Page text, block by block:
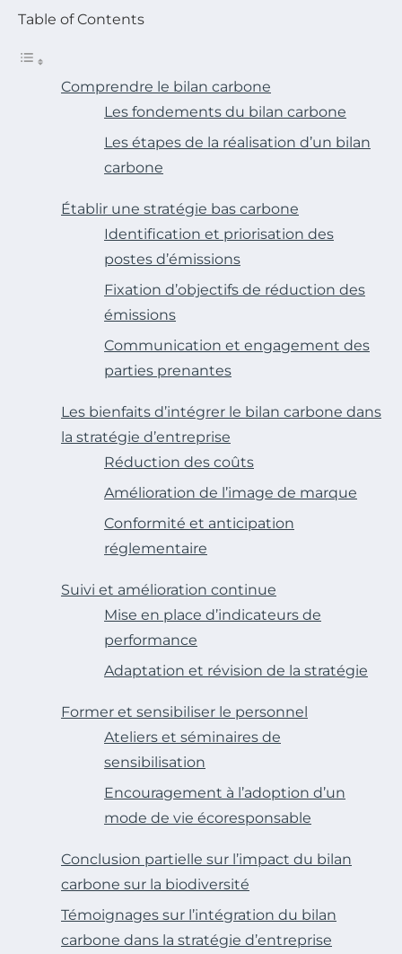
Table of Contents
Comprendre le bilan carbone
Les fondements du bilan carbone
Les étapes de la réalisation d’un bilan
carbone
Établir une stratégie bas carbone
Identification et priorisation des
postes d’émissions
Fixation d’objectifs de réduction des
émissions
Communication et engagement des
parties prenantes
Les bienfaits d’intégrer le bilan carbone dans
la stratégie d’entreprise
Réduction des coûts
Amélioration de l’image de marque
Conformité et anticipation
réglementaire
Suivi et amélioration continue
Mise en place d’indicateurs de
performance
Adaptation et révision de la stratégie
Former et sensibiliser le personnel
Ateliers et séminaires de
sensibilisation
Encouragement à l’adoption d’un
mode de vie écoresponsable
Conclusion partielle sur l’impact du bilan
carbone sur la biodiversité
Témoignages sur l’intégration du bilan
carbone dans la stratégie d’entreprise